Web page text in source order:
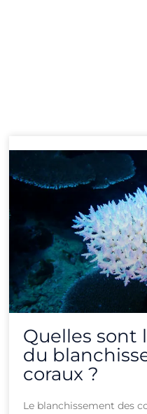
Quelles sont
du
coraux ?
Le blanchissement des